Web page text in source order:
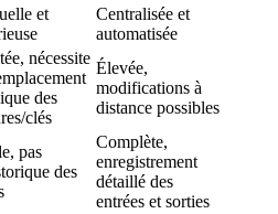
et
Centralisée et
automatisée
nécessite
des
clés
Élevée,
modifications à
distance possibles
pas
des
Complète,
enregistrement
détaillé des
entrées et sorties